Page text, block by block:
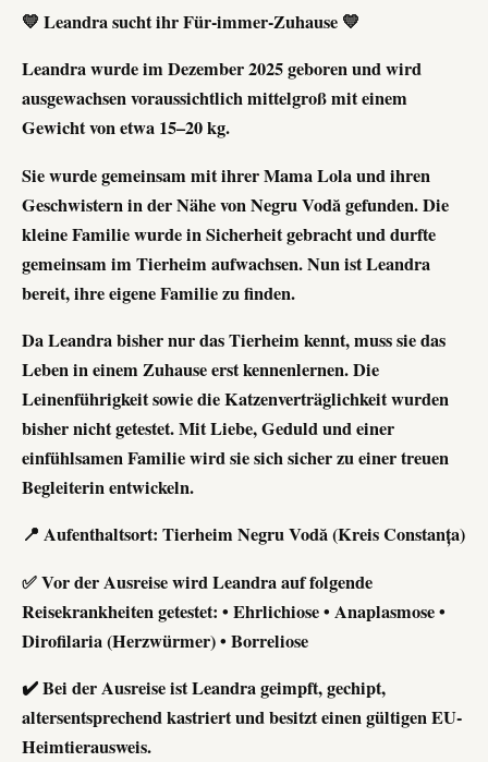
💛 Leandra sucht ihr Für-immer-Zuhause 💛
Leandra wurde im Dezember 2025 geboren und wird
ausgewachsen voraussichtlich mittelgroß mit einem
Gewicht von etwa 15–20 kg.
Sie wurde gemeinsam mit ihrer Mama Lola und ihren
Geschwistern in der Nähe von Negru Vodă gefunden. Die
kleine Familie wurde in Sicherheit gebracht und durfte
gemeinsam im Tierheim aufwachsen. Nun ist Leandra
bereit, ihre eigene Familie zu finden.
Da Leandra bisher nur das Tierheim kennt, muss sie das
Leben in einem Zuhause erst kennenlernen. Die
Leinenführigkeit sowie die Katzenverträglichkeit wurden
bisher nicht getestet. Mit Liebe, Geduld und einer
einfühlsamen Familie wird sie sich sicher zu einer treuen
Begleiterin entwickeln.
📍 Aufenthaltsort: Tierheim Negru Vodă (Kreis Constanța)
✅ Vor der Ausreise wird Leandra auf folgende
Reisekrankheiten getestet: • Ehrlichiose • Anaplasmose •
Dirofilaria (Herzwürmer) • Borreliose
✔️ Bei der Ausreise ist Leandra geimpft, gechipt,
altersentsprechend kastriert und besitzt einen gültigen EU-
Heimtierausweis.